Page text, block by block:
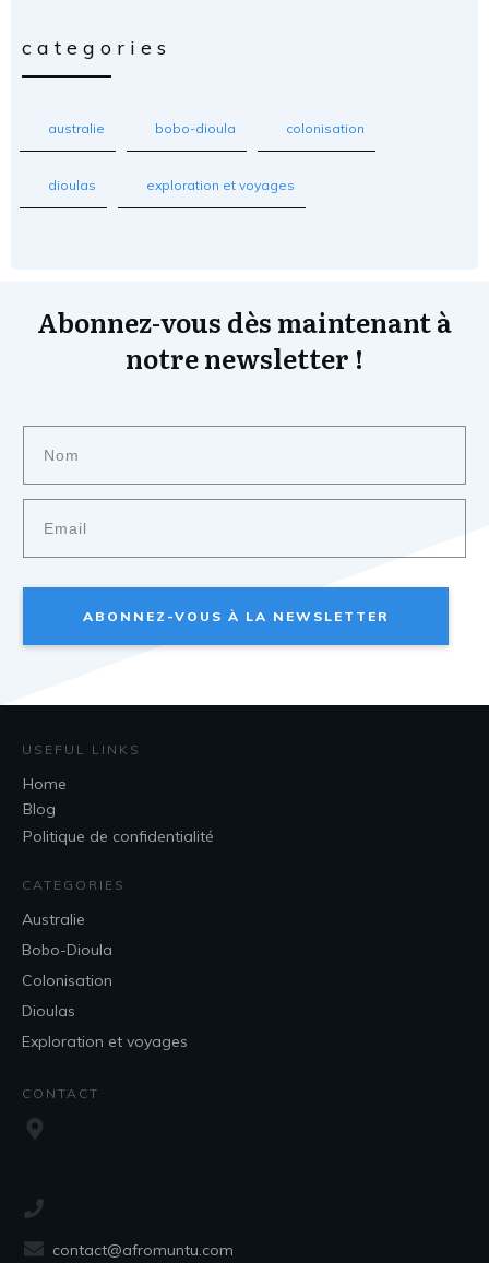
categories
australie bobo-dioula colonisation
dioulas exploration et voyages
Abonnez-vous dès maintenant à
notre newsletter !
ABONNEZ-VOUS À LA NEWSLETTER
USEFUL LINKS
Home
Blog
Politique de confidentialité
CATEGORIES
Australie
Bobo-Dioula
Colonisation
Dioulas
Exploration et voyages
CONTACT
contact@afromuntu.com